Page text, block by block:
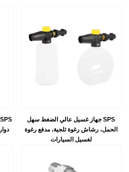
SPS جهاز غسيل عالي الضغط سهل
الحمل، رشاش رغوة ثلجية، مدفع رغوة
لغسيل السيارات